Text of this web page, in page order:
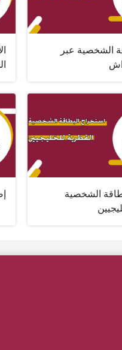
الشخصية عبر
الشخصية